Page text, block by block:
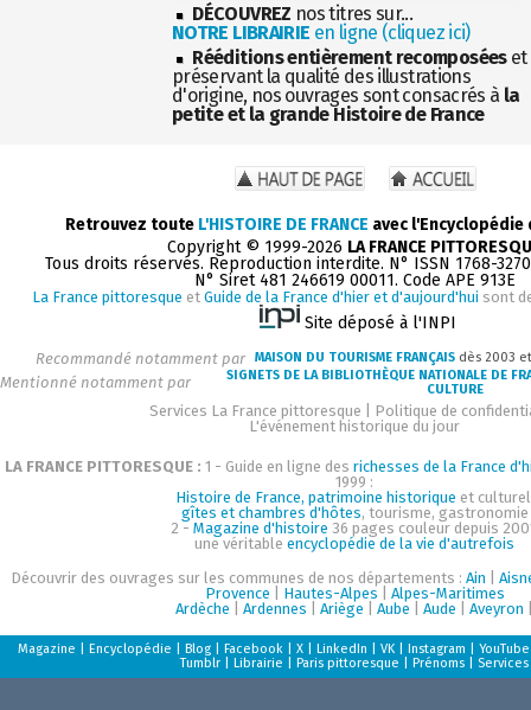
DÉCOUVREZ nos titres sur...
NOTRE LIBRAIRIE en ligne (cliquez ici)
Rééditions entièrement recomposéeset
préservant la qualité des illustrations
d'origine, nos ouvrages sont consacrés à la
petite et la grande Histoire de France
Retrouvez toute L'HISTOIRE DE FRANCE avec
Copyright © 1999-2026 LA FRANCE
Tous droits réservés. Reproduction interdite. N° ISSN 1768-
N° Siret 481 246619 00011. Code APE 913E
La France pittoresque et Guide de la France d'hier et d'aujourd'hui sont
Site déposé à l'INPI
Recommandé notamment par MAISON DU TOURISME FRANÇAIS dès 2003
Mentionné notamment par
SIGNETS DE LA BIBLIOTHÈQUE NATIONALE DE
CULTURE
Services La France pittoresque
Politique de
L'événement historique du jour
LA FRANCE PITTORESQUE : 1 - Guide en ligne des richesses de la France
1999 :
Histoire de France, patrimoine historique et
gîtes et chambres d'hôtes, tourisme, gastronomie
2 - Magazine d'histoire 36 pages couleur depuis
une véritableencyclopédie de la vie d'autrefois
Découvrir des ouvrages sur les communes de nos départements :Ain |
Provence
Hautes-Alpes
Alpes-Maritimes
Ardèche |Ardennes |Ariège |Aube |Aude |Aveyron
Magazine |Encyclopédie |Blog |Facebook |X |LinkedIn |VK |Instagram |YouTube
Tumblr |Librairie |Paris pittoresque |Prénoms Services